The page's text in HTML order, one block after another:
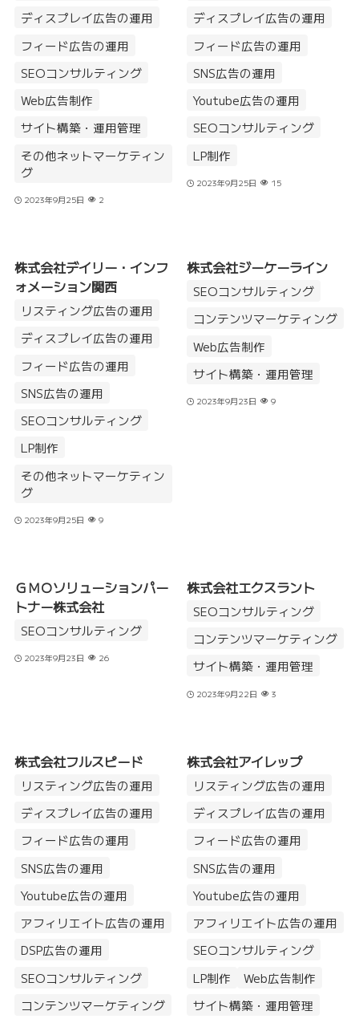
ディスプレイ広告の運用
フィード広告の運用
SEOコンサルティング
Web広告制作
サイト構築・運用管理
その他ネットマーケティン
グ
2023年9月25日 2
ディスプレイ広告の運用
フィード広告の運用
SNS広告の運用
Youtube広告の運用
SEOコンサルティング
LP制作
2023年9月25日 15
株式会社デイリー・インフ
ォメーション関西
リスティング広告の運用
ディスプレイ広告の運用
フィード広告の運用
SNS広告の運用
SEOコンサルティング
LP制作
その他ネットマーケティン
グ
2023年9月25日 9
株式会社ジーケーライン
SEOコンサルティング
コンテンツマーケティング
Web広告制作
サイト構築・運用管理
2023年9月23日 9
ＧＭＯソリューションパー
トナー株式会社
SEOコンサルティング
2023年9月23日 26
株式会社エクスラント
SEOコンサルティング
コンテンツマーケティング
サイト構築・運用管理
2023年9月22日 3
株式会社フルスピード
リスティング広告の運用
ディスプレイ広告の運用
フィード広告の運用
SNS広告の運用
Youtube広告の運用
アフィリエイト広告の運用
DSP広告の運用
SEOコンサルティング
コンテンツマーケティング
株式会社アイレップ
リスティング広告の運用
ディスプレイ広告の運用
フィード広告の運用
SNS広告の運用
Youtube広告の運用
アフィリエイト広告の運用
SEOコンサルティング
LP制作
Web広告制作
サイト構築・運用管理